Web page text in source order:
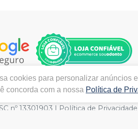
| Todos os direitos reservados |
- BLUMENAU – SC | Autorizações
nº 13301903 | Política de
cookies para personalizar anúncios
concorda com a nossa Política de